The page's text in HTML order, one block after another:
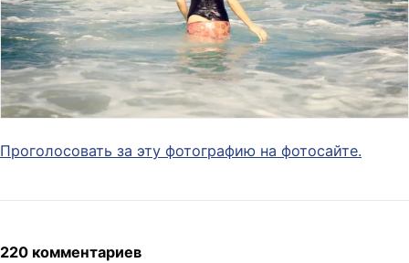
Проголосовать за эту фотографию на фотосайте.
220 комментариев